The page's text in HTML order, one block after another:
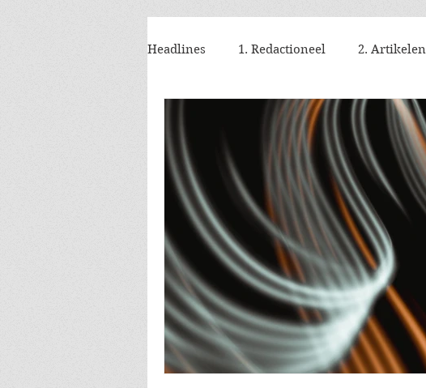
Headlines 1. Redactioneel 2. Artikelen